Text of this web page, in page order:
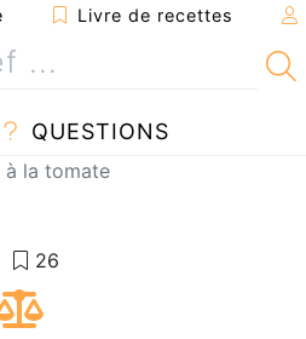
Livre de recettes
QUESTIONS
à la tomate